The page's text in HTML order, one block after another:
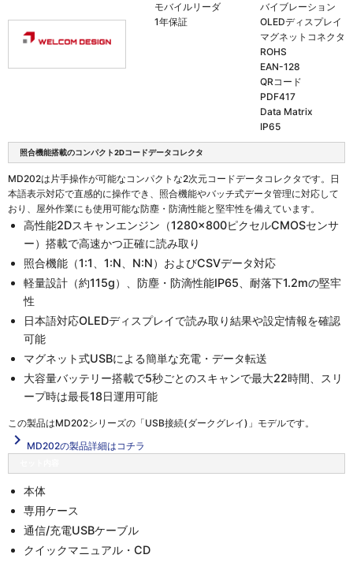
モバイルリーダ
1年保証
バイブレーション
OLEDディスプレイ
マグネットコネクタ
ROHS
EAN-128
QRコード
PDF417
Data Matrix
IP65
照合機能搭載のコンパクト2Dコードデータコレクタ
MD202は片手操作が可能なコンパクトな2次元コードデータコレクタです。日
本語表示対応で直感的に操作でき、照合機能やバッチ式データ管理に対応して
おり、屋外作業にも使用可能な防塵・防滴性能と堅牢性を備えています。
高性能2Dスキャンエンジン（1280×800ピクセルCMOSセンサ
ー）搭載で高速かつ正確に読み取り
照合機能（1:1、1:N、N:N）およびCSVデータ対応
軽量設計（約115g）、防塵・防滴性能IP65、耐落下1.2mの堅牢
性
日本語対応OLEDディスプレイで読み取り結果や設定情報を確認
可能
マグネット式USBによる簡単な充電・データ転送
大容量バッテリー搭載で5秒ごとのスキャンで最大22時間、スリ
ープ時は最長18日運用可能
この製品はMD202シリーズの「USB接続(ダークグレイ)」 モデルです。
navigate_next MD202の製品詳細はコチラ
本体
専用ケース
通信/充電USBケーブル
クイックマニュアル・CD